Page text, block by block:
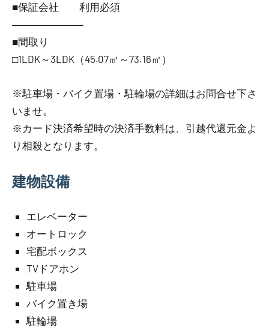
■保証会社 利用必須
―――――――
■間取り
□1LDK～3LDK（45.07㎡～73.16㎡）
※駐車場・バイク置場・駐輪場の詳細はお問合せ下さ
いませ。
※カード決済希望時の決済手数料は、引越代還元金よ
り相殺となります。
建物設備
エレベーター
オートロック
宅配ボックス
TVドアホン
駐車場
バイク置き場
駐輪場